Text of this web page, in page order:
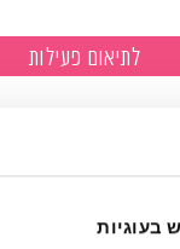
בעוגיות
לתיאום פעילות